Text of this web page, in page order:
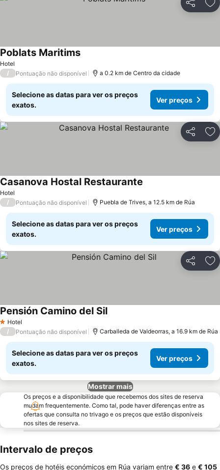
Partilhar
Hotel
Poblats Maritims
/ Pontuação não disponível a 0.2 km de Centro da cidade
Selecione as datas para ver os preços
exatos.
Ver preços
Partilhar
Hotel
Casanova Hostal Restaurante
/ Pontuação não disponível Puebla de Trives, a 12.5 km de Rúa
Selecione as datas para ver os preços
exatos.
Ver preços
Partilhar
1 Estrelas
Hotel
Pensión Camino del Sil
/ Pontuação não disponível Carballeda de Valdeorras, a 16.9 km de Rúa
Selecione as datas para ver os preços
exatos.
Ver preços
Mostrar mais
Os preços e a disponibilidade que recebemos dos sites de reserva
mudam frequentemente. Como tal, pode haver diferenças entre as
ofertas que consulta no trivago e os preços que estão disponíveis
nos sites de reserva.
Intervalo de preços
Os preços de hotéis económicos em Rúa variam entre ‎€ 36 e ‎€ 105